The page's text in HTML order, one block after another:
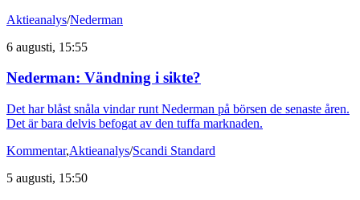
Aktieanalys/Nederman
6 augusti, 15:55
Nederman: Vändning i sikte?
Det har blåst snåla vindar runt Nederman på börsen de senaste åren.
Det är bara delvis befogat av den tuffa marknaden.
Kommentar,Aktieanalys/Scandi Standard
5 augusti, 15:50